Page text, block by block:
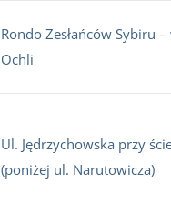
Rondo Zesłańców Sybiru
Ochli
Ul. Jędrzychowska przy
(poniżej ul. Narutowicza)